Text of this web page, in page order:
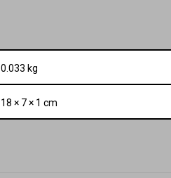
0.033 kg
18 × 7 × 1 cm